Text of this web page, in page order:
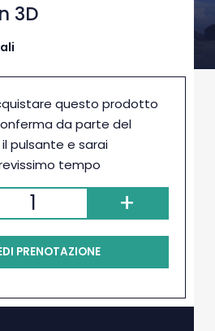
3D
questo prodotto
da parte del
pulsante e sarai
tempo
+
PRENOTAZIONE